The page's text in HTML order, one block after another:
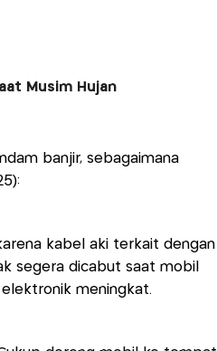
Musim Hujan
banjir, sebagaimana
kabel aki terkait dengan
segera dicabut saat mobil
meningkat.